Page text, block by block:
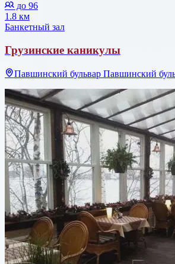
до 96
1.8 км
Банкетный зал
Грузинские каникулы
Павшинский бульвар Павшинский